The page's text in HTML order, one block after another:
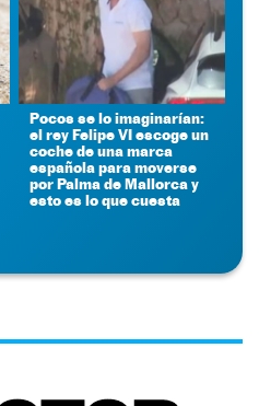
Pocos se lo imaginarían:
el rey Felipe VI escoge un
coche de una marca
española para moverse
por Palma de Mallorca y
esto es lo que cuesta